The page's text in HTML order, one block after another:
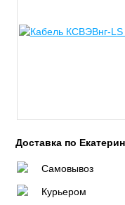
Доставка по
Самовывоз
Курьером